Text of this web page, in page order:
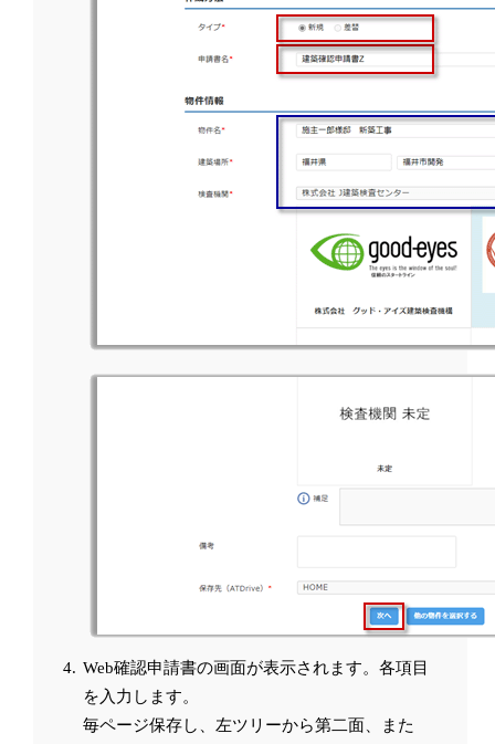
Web確認申請書の画面が表示されます。各項目
を入力します。
毎ページ保存し、左ツリーから第二面、また